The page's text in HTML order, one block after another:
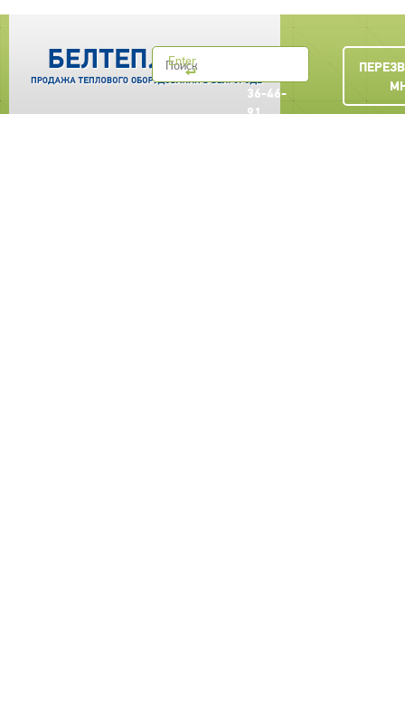
Enter
36-46-
91